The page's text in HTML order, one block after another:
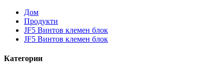
Дом
Продукти
JF5 Винтов клемен блок
JF5 Винтов клемен блок
Категории